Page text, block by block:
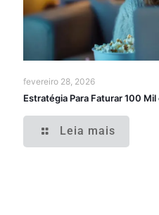
fevereiro 28, 2026
Estratégia Para Faturar 100
Leia mais